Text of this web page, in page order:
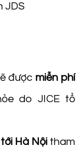
JDS
đượcmiễn phí
do JICE tổ
Hà Nộitham